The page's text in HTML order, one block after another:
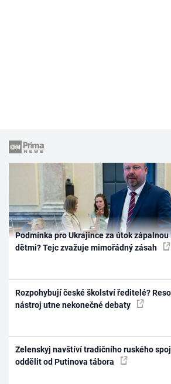
Podmínka pro Ukrajince za útok zápalnou
dětmi? Tejc zvažuje mimořádný zásah
Rozpohybují české školství ředitelé?
nástroj utne nekonečné debaty
Zelenskyj navštíví tradičního ruského
oddělit od Putinova tábora